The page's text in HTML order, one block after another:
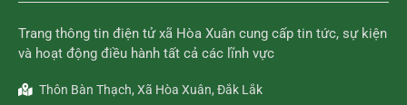
Trang thông tin điện tử xã Hòa Xuân cung cấp tin tức, sự kiện
và hoạt động điều hành tất cả các lĩnh vực
Thôn Bàn Thạch, Xã Hòa Xuân, Đắk Lắk